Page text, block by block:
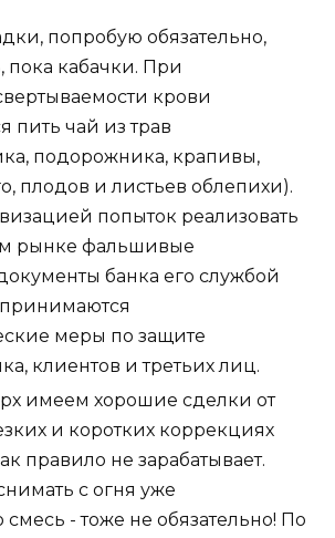
попробую обязательно,
пока кабачки. При
крови
пить чай из трав
подорожника, крапивы,
плодов и листьев облепихи).
попыток реализовать
рынке фальшивые
банка его службой
меры по защите
клиентов и третьих лиц.
имеем хорошие сделки от
и коротких коррекциях
правило не зарабатывает.
с огня уже
- тоже не обязательно! По